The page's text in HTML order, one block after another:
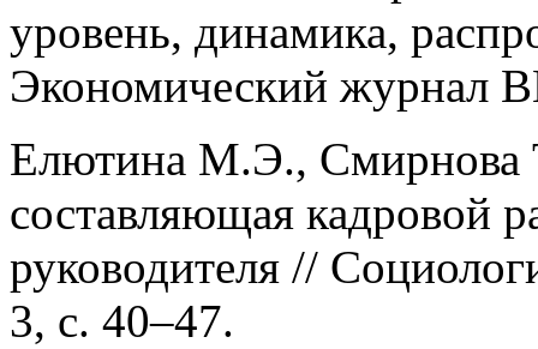
уровень, динамика,
Экономический журнал
Елютина М.Э., Смирнова
составляющая кадровой
руководителя //
3, с. 40–47.